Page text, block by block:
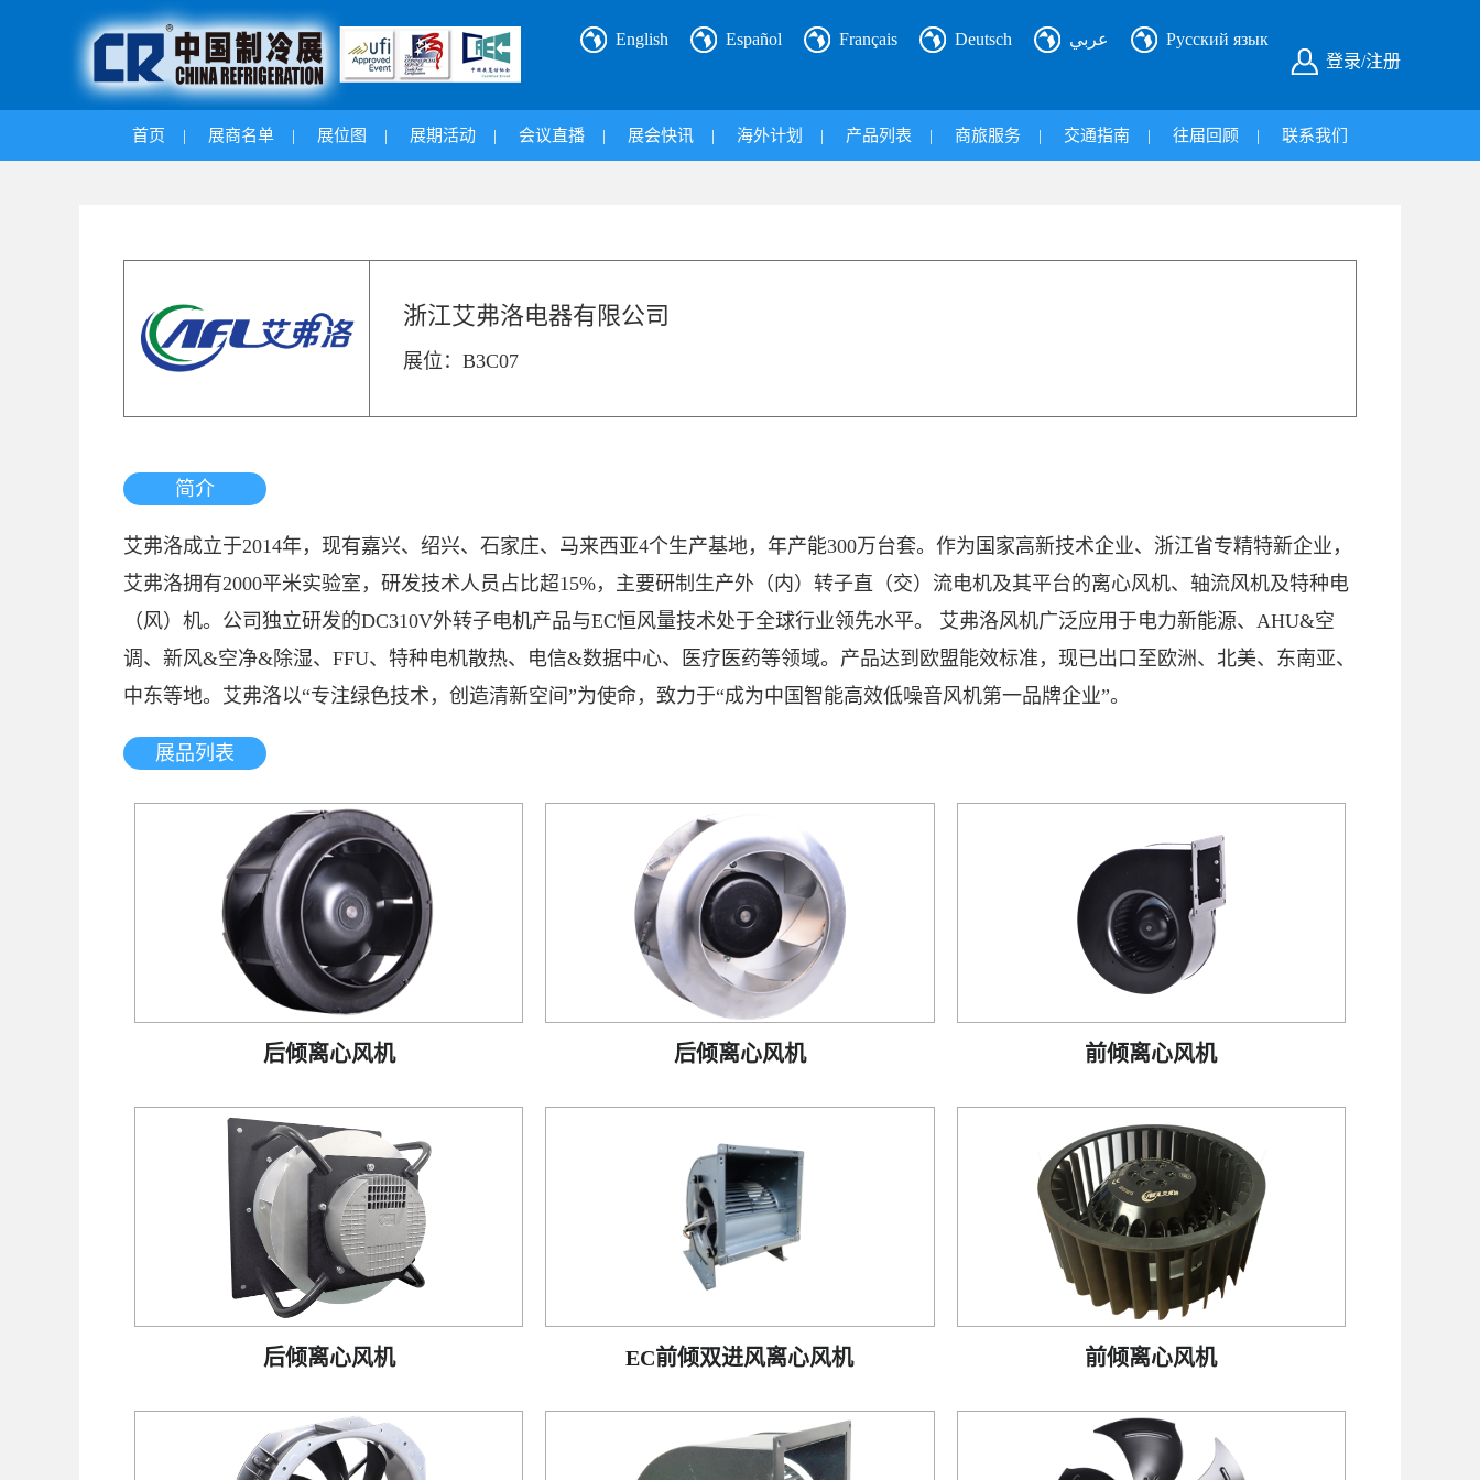
登录/注册
English Español Français Deutsch عربي Русский язык
首页 | 展商名单 | 展位图 | 展期活动 | 会议直播 | 展会快讯 | 海外计划 | 产品列表 | 商旅服务 | 交通指南 | 往届回顾 | 联系我们
浙江艾弗洛电器有限公司
展位：B3C07
简介
艾弗洛成立于2014年，现有嘉兴、绍兴、石家庄、马来西亚4个生产基地，年产能300万台套。作为国家高新技术企业、浙江省专精特新企业，
艾弗洛拥有2000平米实验室，研发技术人员占比超15%，主要研制生产外（内）转子直（交）流电机及其平台的离心风机、轴流风机及特种电
（风）机。公司独立研发的DC310V外转子电机产品与EC恒风量技术处于全球行业领先水平。 艾弗洛风机广泛应用于电力新能源、AHU&空
调、新风&空净&除湿、FFU、特种电机散热、电信&数据中心、医疗医药等领域。产品达到欧盟能效标准，现已出口至欧洲、北美、东南亚、
中东等地。艾弗洛以“专注绿色技术，创造清新空间”为使命，致力于“成为中国智能高效低噪音风机第一品牌企业”。
展品列表
后倾离心风机 后倾离心风机 前倾离心风机
后倾离心风机 EC前倾双进风离心风机 前倾离心风机